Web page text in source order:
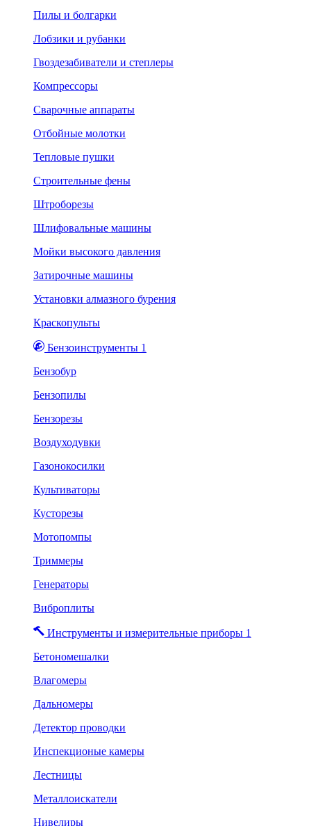
Пилы и болгарки
Лобзики и рубанки
Гвоздезабиватели и степлеры
Компрессоры
Сварочные аппараты
Отбойные молотки
Тепловые пушки
Строительные фены
Штроборезы
Шлифовальные машины
Мойки высокого давления
Затирочные машины
Установки алмазного бурения
Краскопульты
Бензоинструменты 1
Бензобур
Бензопилы
Бензорезы
Воздуходувки
Газонокосилки
Культиваторы
Кусторезы
Мотопомпы
Триммеры
Генераторы
Виброплиты
Инструменты и измерительные приборы 1
Бетономешалки
Влагомеры
Дальномеры
Детектор проводки
Инспекционые камеры
Лестницы
Металлоискатели
Нивелиры